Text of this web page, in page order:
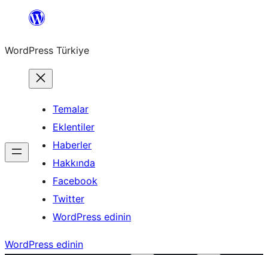
İçeriğe
WordPress Türkiye
Temalar
Eklentiler
Haberler
Hakkında
Facebook
Twitter
WordPress edinin
WordPress edinin